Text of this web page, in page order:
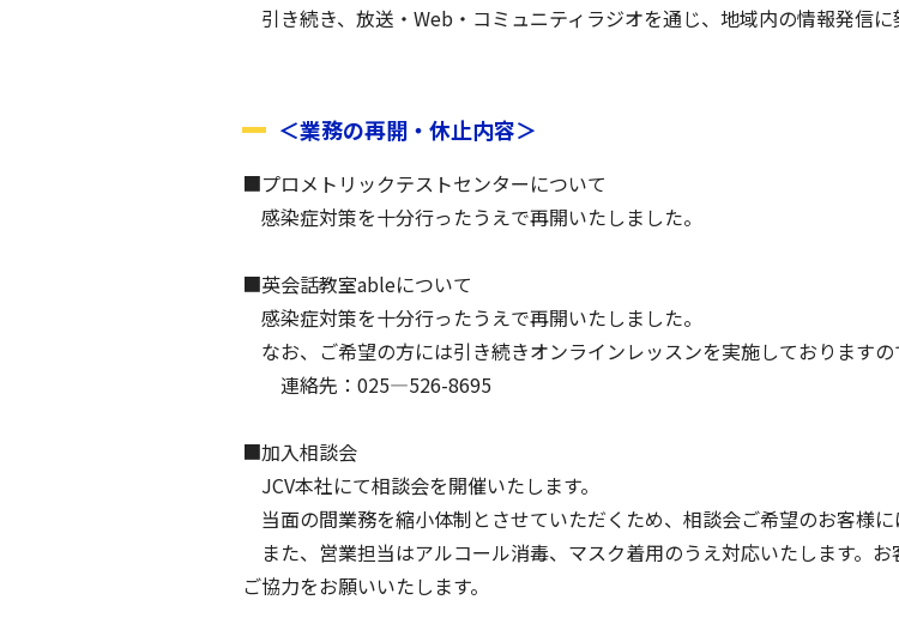
引き続き、放送・Web・コミュニティラジオを通じ、地域内の情報発信に
＜業務の再開・休止内容＞
■プロメトリックテストセンターについて
感染症対策を十分行ったうえで再開いたしました。
■英会話教室ableについて
感染症対策を十分行ったうえで再開いたしました。
なお、ご希望の方には引き続きオンラインレッスンを実施しておりますの
連絡先：025—526-8695
■加入相談会
JCV本社にて相談会を開催いたします。
当面の間業務を縮小体制とさせていただくため、相談会ご希望のお客様に
また、営業担当はアルコール消毒、マスク着用のうえ対応いたします。
ご協力をお願いいたします。